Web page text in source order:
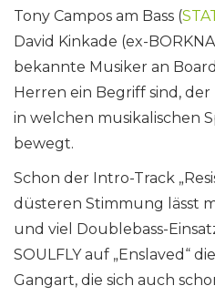
Tony Campos am Bass (
David Kinkade (ex-
bekannte Musiker an
Herren ein Begriff sind,
in welchen musikalischen
bewegt.
Schon der Intro-Track
düsteren Stimmung lässt
und viel Doublebass-
SOULFLY auf „Enslaved“
Gangart, die sich auch